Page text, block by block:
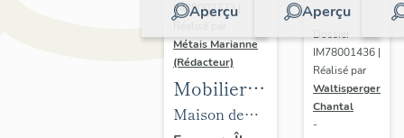
Aperçu
IM78002723 |
Métais Marianne
(Rédacteur)
Mobilier
de la
Maison de
Aperçu
Dossier
IM78001436 |
Réalisé par
Waltisperger
Chantal
-